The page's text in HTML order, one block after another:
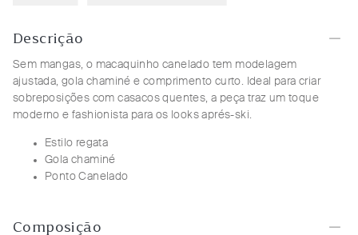
Descrição
Sem mangas, o macaquinho canelado tem modelagem
ajustada, gola chaminé e comprimento curto. Ideal para criar
sobreposições com casacos quentes, a peça traz um toque
moderno e fashionista para os looks aprés-ski.
Estilo regata
Gola chaminé
Ponto Canelado
Composição